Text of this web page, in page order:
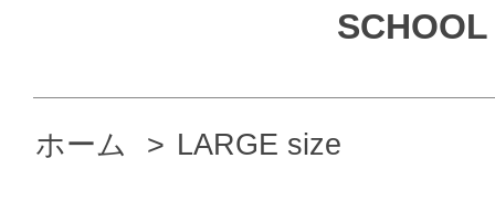
SCHOOL
ホーム > LARGE size